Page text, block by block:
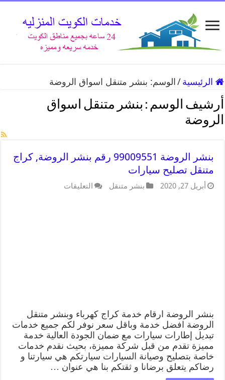
الرئيسية / الوسم: بنشر متنقل اسواق الروضة
أرشيف الوسم : بنشر متنقل اسواق
الروضة
بنشر الروضة 99009551 رقم بنشر الروضة, كراج
متنقل تصليح سيارات
أبريل 27, 2020 بنشر متنقل التعليقات
بنشر الروضة ارقام خدمة كراج كهرباء وبنشر متنقل
الروضة افضل خدمة وباقل سعر نوفر لكم جميع خدمات
تبديل إطارات سيارات مع ضمان الجودة العالية خدمة
مميزة تقدم من قبل شركة مميزة، بحيث نقدم خدمات
خاصة بتصليح وصيانة السيارات سيارتكم هي سيارتنا و
رضاكم يتعلق برضانا و ثقتكم بنا هي عنوان …